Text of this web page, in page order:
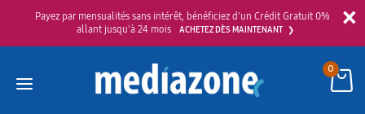
×
Payez par mensualités sans intérêt, bénéficiez d'un Crédit Gratuit 0%
allant jusqu'à 24 mois
ACHETEZ DÈS MAINTENANT
0